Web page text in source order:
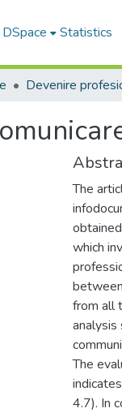
Statistics
The
which
from all
The
4.7). In